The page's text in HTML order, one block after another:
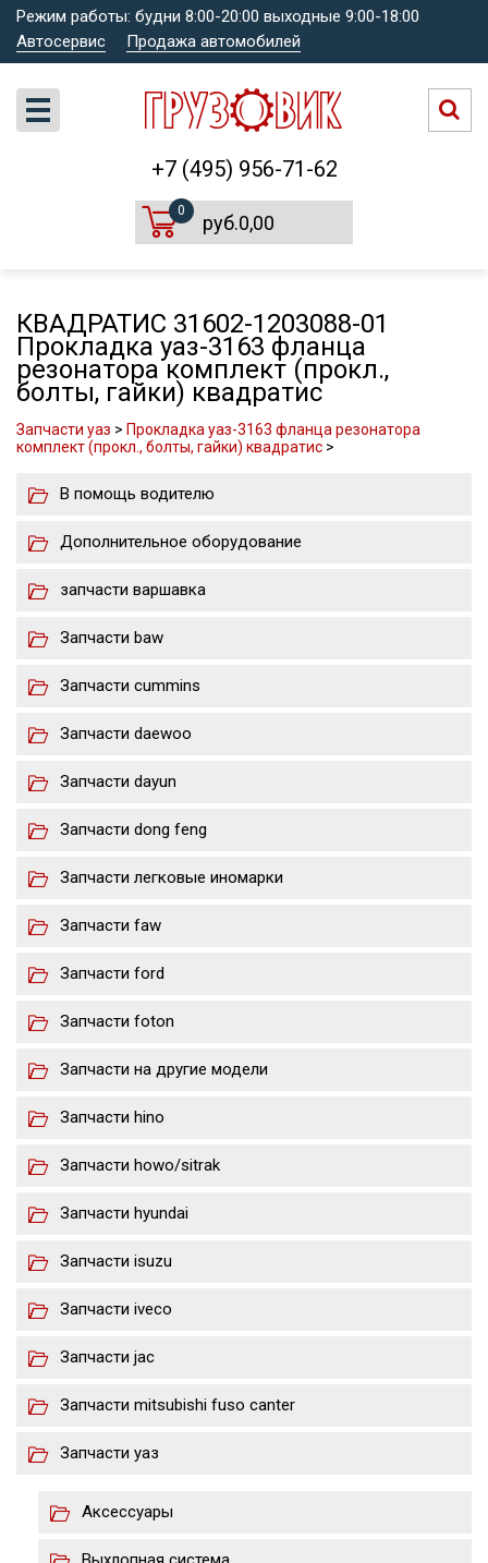
Режим работы: будни 8:00-20:00 выходные 9:00-18:00
Автосервис
Продажа автомобилей
+7 (495) 956-71-62
0
руб.0,00
КВАДРАТИС 31602-1203088-01
Прокладка уаз-3163 фланца
резонатора комплект (прокл.,
болты, гайки) квадратис
Запчасти уаз > Прокладка уаз-3163 фланца резонатора
комплект (прокл., болты, гайки) квадратис >
В помощь водителю
Дополнительное оборудование
запчасти варшавка
Запчасти baw
Запчасти cummins
Запчасти daewoo
Запчасти dayun
Запчасти dong feng
Запчасти легковые иномарки
Запчасти faw
Запчасти ford
Запчасти foton
Запчасти на другие модели
Запчасти hino
Запчасти howo/sitrak
Запчасти hyundai
Запчасти isuzu
Запчасти iveco
Запчасти jac
Запчасти mitsubishi fuso canter
Запчасти уаз
Аксессуары